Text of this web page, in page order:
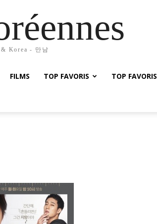
Korea - 만남
FILMS TOP FAVORIS TOP FAVORIS